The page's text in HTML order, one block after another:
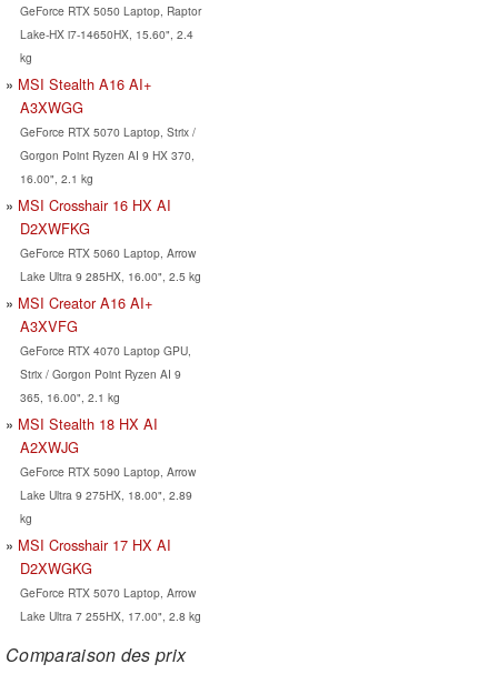
GeForce RTX 5050 Laptop, Raptor
Lake-HX i7-14650HX, 15.60", 2.4
kg
MSI Stealth A16 AI+
A3XWGG
GeForce RTX 5070 Laptop, Strix /
Gorgon Point Ryzen AI 9 HX 370,
16.00", 2.1 kg
MSI Crosshair 16 HX AI
D2XWFKG
GeForce RTX 5060 Laptop, Arrow
Lake Ultra 9 285HX, 16.00", 2.5 kg
MSI Creator A16 AI+
A3XVFG
GeForce RTX 4070 Laptop GPU,
Strix / Gorgon Point Ryzen AI 9
365, 16.00", 2.1 kg
MSI Stealth 18 HX AI
A2XWJG
GeForce RTX 5090 Laptop, Arrow
Lake Ultra 9 275HX, 18.00", 2.89
kg
MSI Crosshair 17 HX AI
D2XWGKG
GeForce RTX 5070 Laptop, Arrow
Lake Ultra 7 255HX, 17.00", 2.8 kg
Comparaison des prix